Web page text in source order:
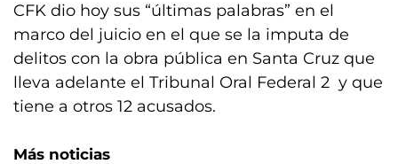
CFK dio hoy sus “últimas palabras” en el
marco del juicio en el que se la imputa de
delitos con la obra pública en Santa Cruz que
lleva adelante el Tribunal Oral Federal 2 y que
tiene a otros 12 acusados.
Más noticias